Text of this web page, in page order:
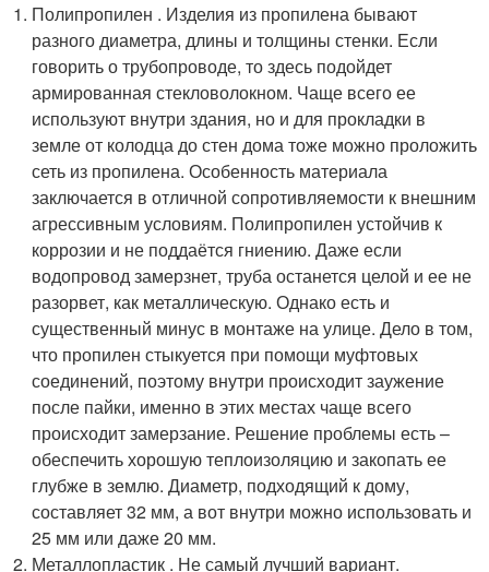
Полипропилен . Изделия из пропилена бывают
разного диаметра, длины и толщины стенки. Если
говорить о трубопроводе, то здесь подойдет
армированная стекловолокном. Чаще всего ее
используют внутри здания, но и для прокладки в
земле от колодца до стен дома тоже можно проложить
сеть из пропилена. Особенность материала
заключается в отличной сопротивляемости к внешним
агрессивным условиям. Полипропилен устойчив к
коррозии и не поддаётся гниению. Даже если
водопровод замерзнет, труба останется целой и ее не
разорвет, как металлическую. Однако есть и
существенный минус в монтаже на улице. Дело в том,
что пропилен стыкуется при помощи муфтовых
соединений, поэтому внутри происходит заужение
после пайки, именно в этих местах чаще всего
происходит замерзание. Решение проблемы есть –
обеспечить хорошую теплоизоляцию и закопать ее
глубже в землю. Диаметр, подходящий к дому,
составляет 32 мм, а вот внутри можно использовать и
25 мм или даже 20 мм.
Металлопластик . Не самый лучший вариант.